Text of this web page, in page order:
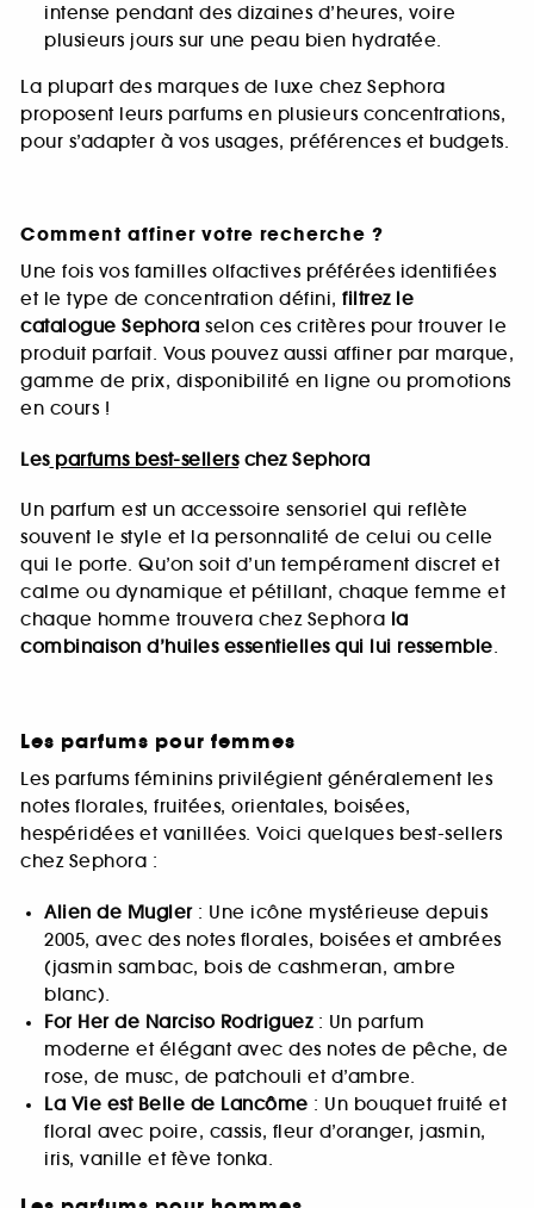
intense pendant des dizaines d’heures, voire
plusieurs jours sur une peau bien hydratée.
La plupart des marques de luxe chez Sephora
proposent leurs parfums en plusieurs concentrations,
pour s’adapter à vos usages, préférences et budgets.
Comment affiner votre recherche ?
Une fois vos familles olfactives préférées identifiées
et le type de concentration défini, filtrez le
catalogue Sephora selon ces critères pour trouver le
produit parfait. Vous pouvez aussi affiner par marque,
gamme de prix, disponibilité en ligne ou promotions
en cours !
Lesparfums best-sellerschez Sephora
Un parfum est un accessoire sensoriel qui reflète
souvent le style et la personnalité de celui ou celle
qui le porte. Qu’on soit d’un tempérament discret et
calme ou dynamique et pétillant, chaque femme et
chaque homme trouvera chez Sephora la
combinaison d’huiles essentielles qui lui ressemble.
Les parfums pour femmes
Les parfums féminins privilégient généralement les
notes florales, fruitées, orientales, boisées,
hespéridées et vanillées. Voici quelques best-sellers
chez Sephora :
Alien de Mugler: Une icône mystérieuse depuis
2005, avec des notes florales, boisées et ambrées
(jasmin sambac, bois de cashmeran, ambre
blanc).
For Her de Narciso Rodriguez: Un parfum
moderne et élégant avec des notes de pêche, de
rose, de musc, de patchouli et d’ambre.
La Vie est Belle de Lancôme : Un bouquet fruité et
floral avec poire, cassis, fleur d’oranger, jasmin,
iris, vanille et fève tonka.